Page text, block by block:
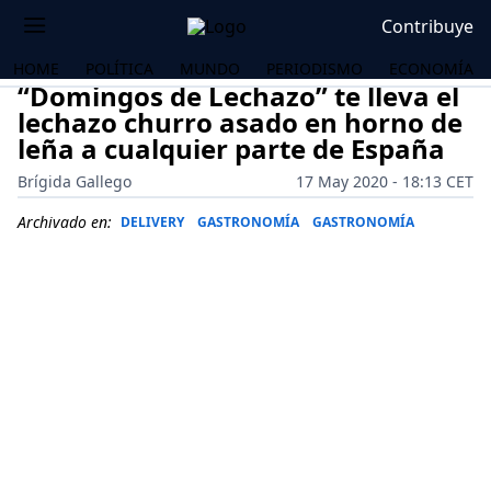
Contribuye
HOME POLÍTICA MUNDO PERIODISMO ECONOMÍA
“Domingos de Lechazo” te lleva el
lechazo churro asado en horno de
leña a cualquier parte de España
Brígida Gallego
17 May 2020 - 18:13 CET
Archivado en: DELIVERY GASTRONOMÍA GASTRONOMÍA